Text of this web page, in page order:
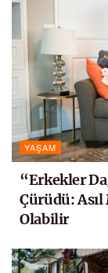
YAŞAM
“Erkekler
Çürüdü:
Olabilir